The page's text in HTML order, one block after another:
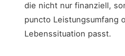
die nicht nur finanziell,
puncto Leistungsumfang
Lebenssituation passt.